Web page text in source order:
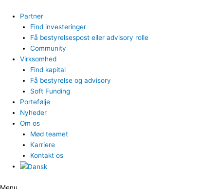
indholdet
Partner
Find investeringer
Få bestyrelsespost eller advisory rolle
Community
Virksomhed
Find kapital
Få bestyrelse og advisory
Soft Funding
Portefølje
Nyheder
Om os
Mød teamet
Karriere
Kontakt os
Menu